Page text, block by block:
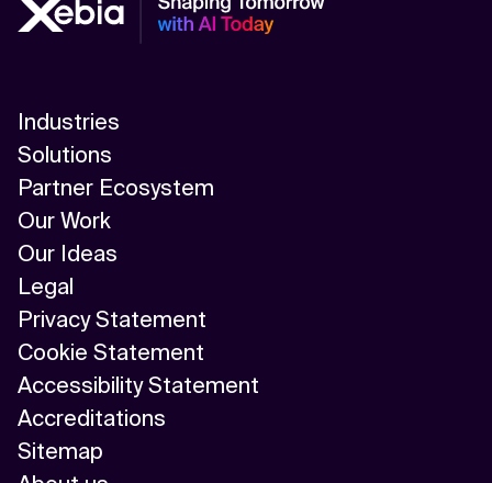
Industries
Solutions
Partner Ecosystem
Our Work
Our Ideas
Legal
Privacy Statement
Cookie Statement
Accessibility Statement
Accreditations
Sitemap